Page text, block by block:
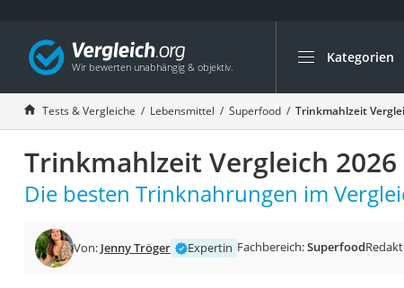
Kategorien
Die beliebtesten
Lebensmittel
Schwarzkümmelöl
Knäckebrot
Schwarzkümmelöl-
Eiklar
Tests & Vergleiche Lebensmittel Superfood Trinkmahlzeit
Trinkmahlzeit Vergleich 2026
Die besten Trinknahrungen im
Von: Jenny Tröger Expertin Fachbereich:Superfood